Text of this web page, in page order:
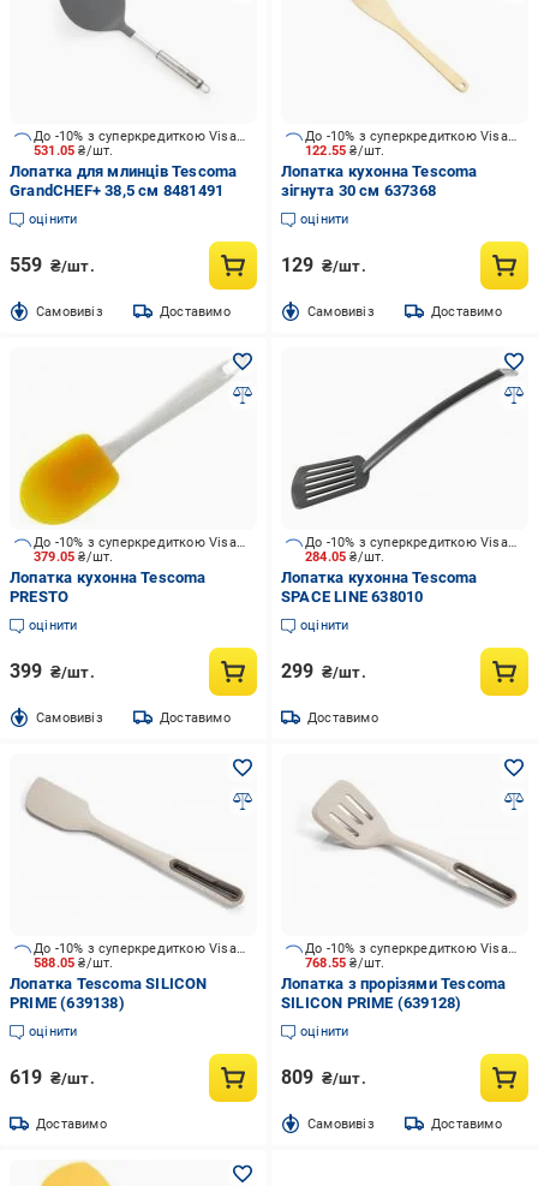
531.05₴/шт.
До -10% з суперкредиткою Visa Вигода
Лопатка для млинців Tescoma
GrandCHEF+ 38,5 см 8481491
оцінити
559 ₴/шт.
Cамовивіз Доставимо
122.55₴/шт.
До -10% з суперкредиткою Visa Вигода
Лопатка кухонна Tescoma
зігнута 30 см 637368
оцінити
129 ₴/шт.
Cамовивіз Доставимо
379.05₴/шт.
До -10% з суперкредиткою Visa Вигода
Лопатка кухонна Tescoma
PRESTO
оцінити
399 ₴/шт.
Cамовивіз Доставимо
284.05₴/шт.
До -10% з суперкредиткою Visa Вигода
Лопатка кухонна Tescoma
SPACE LINE 638010
оцінити
299 ₴/шт.
Доставимо
588.05₴/шт.
До -10% з суперкредиткою Visa Вигода
Лопатка Tescoma SILICON
PRIME (639138)
оцінити
619 ₴/шт.
Доставимо
768.55₴/шт.
До -10% з суперкредиткою Visa Вигода
Лопатка з прорізями Tescoma
SILICON PRIME (639128)
оцінити
809 ₴/шт.
Cамовивіз Доставимо